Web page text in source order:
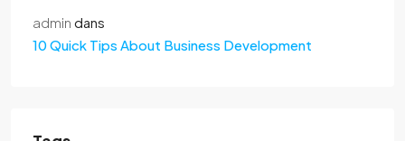
admin dans
10 Quick Tips About Business Development